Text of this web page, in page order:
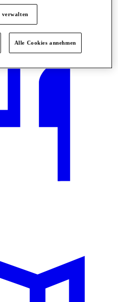
verwalten
Alle Cookies annehmen